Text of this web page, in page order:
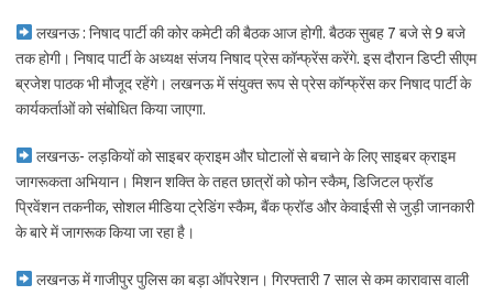
लखनऊ : निषाद पार्टी की कोर कमेटी की बैठक आज होगी. बैठक सुबह 7 बजे से 9 बजे
तक होगी। निषाद पार्टी के अध्यक्ष संजय निषाद प्रेस कॉन्फ्रेंस करेंगे. इस दौरान डिप्टी सीएम
ब्रजेश पाठक भी मौजूद रहेंगे। लखनऊ में संयुक्त रूप से प्रेस कॉन्फ्रेंस कर निषाद पार्टी के
कार्यकर्ताओं को संबोधित किया जाएगा.
लखनऊ- लड़कियों को साइबर क्राइम और घोटालों से बचाने के लिए साइबर क्राइम
जागरूकता अभियान। मिशन शक्ति के तहत छात्रों को फोन स्कैम, डिजिटल फ्रॉड
प्रिवेंशन तकनीक, सोशल मीडिया ट्रेडिंग स्कैम, बैंक फ्रॉड और केवाईसी से जुड़ी जानकारी
के बारे में जागरूक किया जा रहा है।
लखनऊ में गाजीपुर पुलिस का बड़ा ऑपरेशन। गिरफ्तारी 7 साल से कम कारावास वाली